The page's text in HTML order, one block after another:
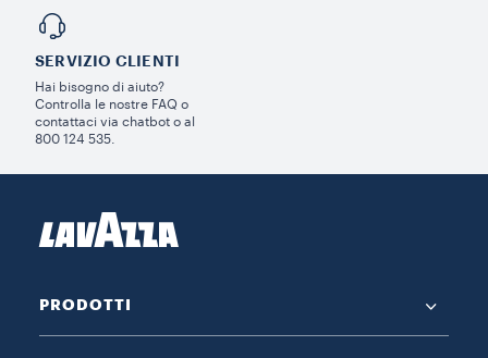
SERVIZIO CLIENTI​
Hai bisogno di aiuto?​
Controlla le nostre FAQ o
contattaci via chatbot o al
800 124 535.
PRODOTTI